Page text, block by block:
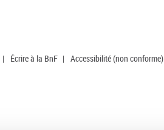
| Écrire à la BnF | Accessibilité (non conforme)